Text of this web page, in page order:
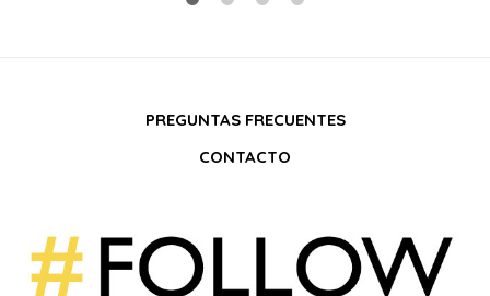
PREGUNTAS FRECUENTES
CONTACTO